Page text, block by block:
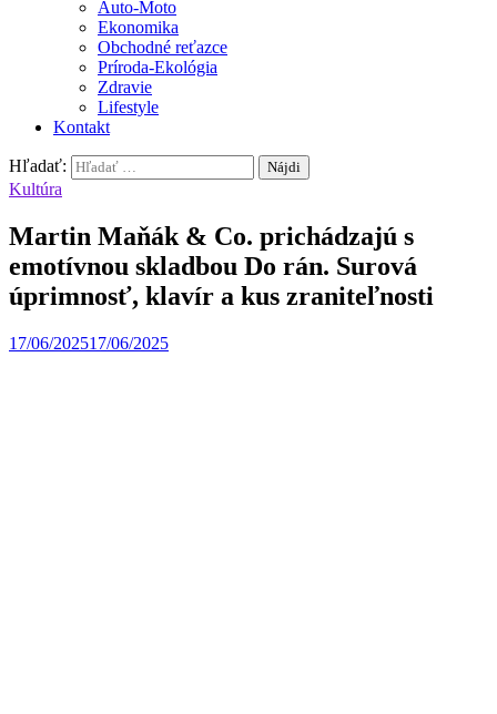
Auto-Moto
Ekonomika
Obchodné reťazce
Príroda-Ekológia
Zdravie
Lifestyle
Kontakt
Hľadať:
Kultúra
Martin Maňák & Co. prichádzajú s
emotívnou skladbou Do rán. Surová
úprimnosť, klavír a kus zraniteľnosti
17/06/202517/06/2025